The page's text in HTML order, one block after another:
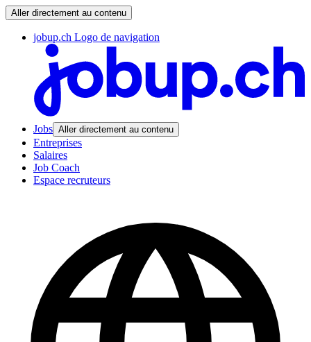
Aller directement au contenu
jobup.ch Logo de navigation
Jobs Aller directement au contenu
Entreprises
Salaires
Job Coach
Espace recruteurs